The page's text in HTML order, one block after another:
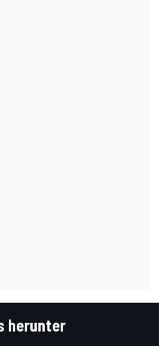
herunter